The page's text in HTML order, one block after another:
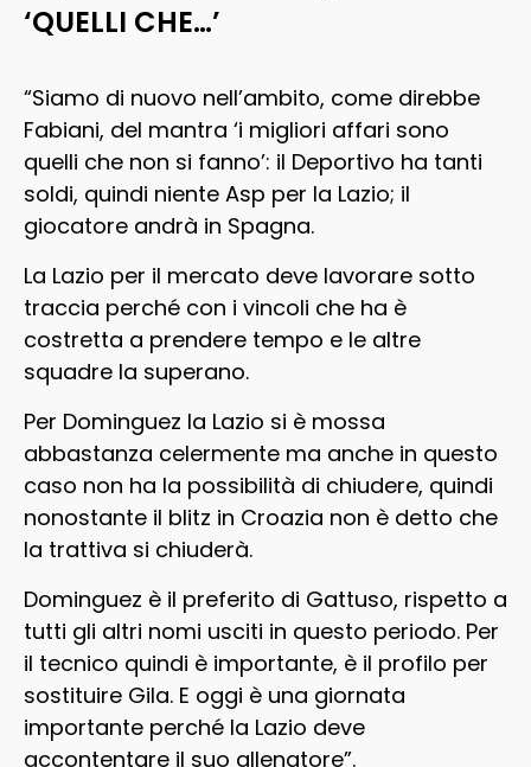
‘QUELLI CHE…’
“Siamo di nuovo nell’ambito, come direbbe
Fabiani, del mantra ‘i migliori affari sono
quelli che non si fanno’: il Deportivo ha tanti
soldi, quindi niente Asp per la Lazio; il
giocatore andrà in Spagna.
La Lazio per il mercato deve lavorare sotto
traccia perché con i vincoli che ha è
costretta a prendere tempo e le altre
squadre la superano.
Per Dominguez la Lazio si è mossa
abbastanza celermente ma anche in questo
caso non ha la possibilità di chiudere, quindi
nonostante il blitz in Croazia non è detto che
la trattiva si chiuderà.
Dominguez è il preferito di Gattuso, rispetto a
tutti gli altri nomi usciti in questo periodo. Per
il tecnico quindi è importante, è il profilo per
sostituire Gila. E oggi è una giornata
importante perché la Lazio deve
accontentare il suo allenatore”.